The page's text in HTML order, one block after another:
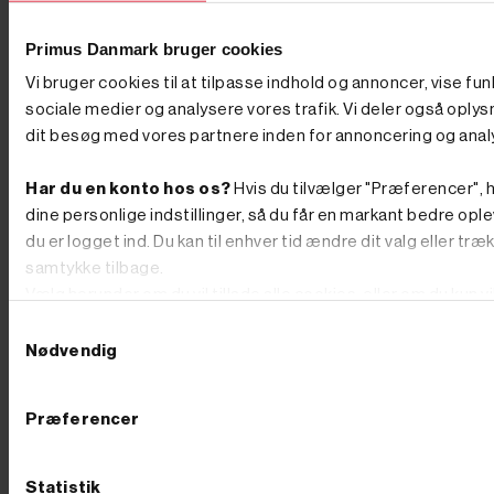
Primus Danmark bruger cookies
Vi bruger cookies til at tilpasse indhold og annoncer, vise
sociale medier og analysere vores trafik. Vi deler også
dit besøg med vores partnere inden for annoncering og
Har du en konto hos os? Hvis du tilvælger "Præferencer",
dine personlige indstillinger, så du får en markant bedre
du er logget ind. Du kan til enhver tid ændre dit valg eller
samtykke tilbage.
Nødvendig
Præferencer
Statistik
og 50 % af sin egen vægt. Skal jeg vælge benzin,
diesel eller el? Vælg diesel til drift, holdbarhed og
tunge dage, el/batteri til indendørs og støjfølsomt
arbejde uden udstødning, og benzin til de mindre,
fleksible opgaver. Du kan sammenligne de tre
på op til 2 ton kan transporteres på en kraftig trailer, så
du selv kan køre maskinen ud til opgaven. Vælg en
trailer med tilstrækkelig totalvægt og en god
opkørselsrampe til maskinens vægt.
PæleborHos PrimusDanmark finder du pælebor, både
værktøj til dig. Det rette pælebor giver dig præcision
blandt vores produkter. Valg af det rigtige pælebor Når
huller, der skal graves. Uanset om du skal bruge et